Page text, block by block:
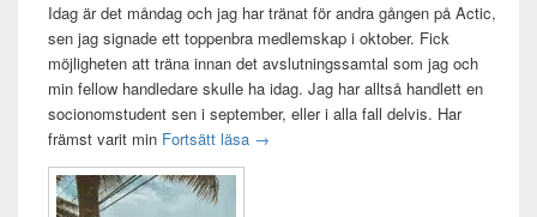
Idag är det måndag och jag har tränat för andra gången på Actic,
sen jag signade ett toppenbra medlemskap i oktober. Fick
möjligheten att träna innan det avslutningssamtal som jag och
min fellow handledare skulle ha idag. Jag har alltså handlett en
socionomstudent sen i september, eller i alla fall delvis. Har
främst varit min Fortsätt läsa Att vara handledare åt en student
→